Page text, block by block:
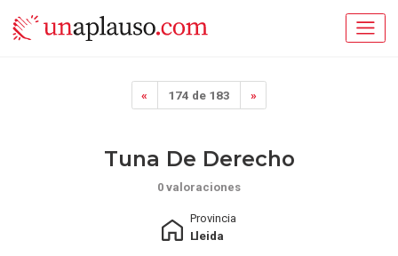
« 174 de 183 »
Tuna De Derecho
0 valoraciones
Provincia
Lleida